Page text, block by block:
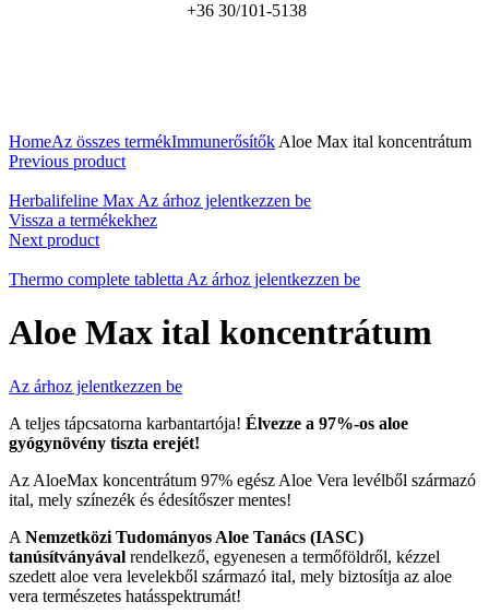
+36 30/101-5138
HomeAz összes termékImmunerősítők Aloe Max ital koncentrátum
Previous product
Herbalifeline Max Az árhoz jelentkezzen be
Vissza a termékekhez
Next product
Thermo complete tabletta Az árhoz jelentkezzen be
Aloe Max ital koncentrátum
Az árhoz jelentkezzen be
A teljes tápcsatorna karbantartója! Élvezze a 97%-os aloe
gyógynövény tiszta erejét!
Az AloeMax koncentrátum 97% egész Aloe Vera levélből származó
ital, mely színezék és édesítőszer mentes!
A Nemzetközi Tudományos Aloe Tanács (IASC)
tanúsítványával rendelkező, egyenesen a termőföldről, kézzel
szedett aloe vera levelekből származó ital, mely biztosítja az aloe
vera természetes hatásspektrumát!